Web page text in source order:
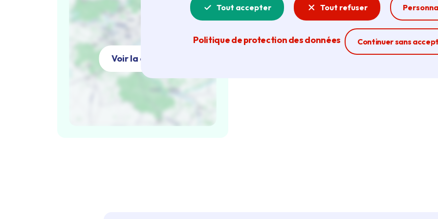
Tout accepter Tout refuser
Politique de protection des données Continuer sans
Ferme la
Voir la carte